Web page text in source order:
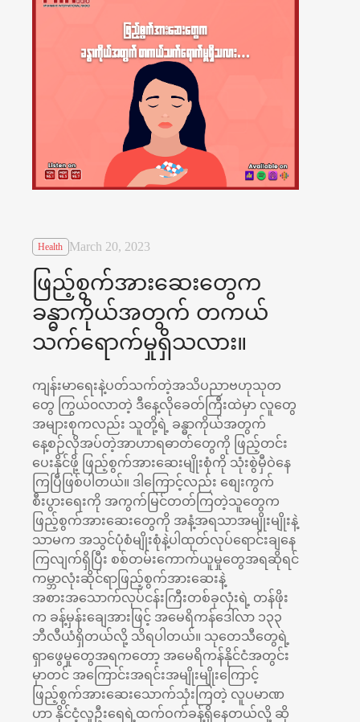
Health March 20, 2023
ဖြည့်စွက်အားဆေးတွေက
ခန္ဓာကိုယ်အတွက် တကယ်
သက်ရောက်မှုရှိသလား။
ကျန်းမာရေးနဲ့ပတ်သက်တဲ့အသိပညာဗဟုသုတ
တွေ ကြွယ်၀လာတဲ့ ဒီနေ့လိုခေတ်ကြီးထဲမှာ လူတွေ
အများစုကလည်း သူတို့ရဲ့ ခန္ဓာကိုယ်အတွက်
နေ့စဉ်လိုအပ်တဲ့အာဟာရဓာတ်တွေကို ဖြည့်တင်း
ပေးနိုင်ဖို့ ဖြည့်စွက်အားဆေးမျိုးစုံကို သုံးစွဲမှီဝဲနေ
ကြပြီဖြစ်ပါတယ်။ ဒါကြောင့်လည်း စျေးကွက်
စီးပွားရေးကို အကွက်မြင်တတ်ကြတဲ့သူတွေက
ဖြည့်စွက်အားဆေးတွေကို အနံ့အရသာအမျိုးမျိုးနဲ့
သာမက အသွင်ပုံစံမျိုးစုံနဲ့ပါထုတ်လုပ်ရောင်းချနေ
ကြလျက်ရှိပြီး စစ်တမ်းကောက်ယူမှုတွေအရဆိုရင်
ကမ္ဘာလုံးဆိုင်ရာဖြည့်စွက်အားဆေးနဲ့
အစားအသောက်လုပ်ငန်းကြီးတစ်ခုလုံးရဲ့ တန်ဖိုး
က ခန့်မှန်းချေအားဖြင့် အမေရိကန်ဒေါ်လာ ၁၃၃
ဘီလီယံရှိတယ်လို့ သိရပါတယ်။ သုတေသီတွေရဲ့
ရှာဖွေမှုတွေအရကတော့ အမေရိကန်နိုင်ငံအတွင်း
မှာတင် အကြောင်းအရင်းအမျိုးမျိုးကြောင့်
ဖြည့်စွက်အားဆေးသောက်သုံးကြတဲ့ လူပမာဏ
ဟာ နိုင်ငံ့လူဦးရေရဲ့ထက်ဝက်ခန့်ရှိနေတယ်လို့ ဆို